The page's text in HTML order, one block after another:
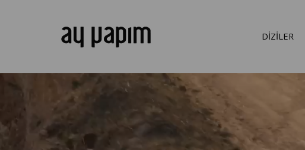
DİZİLER